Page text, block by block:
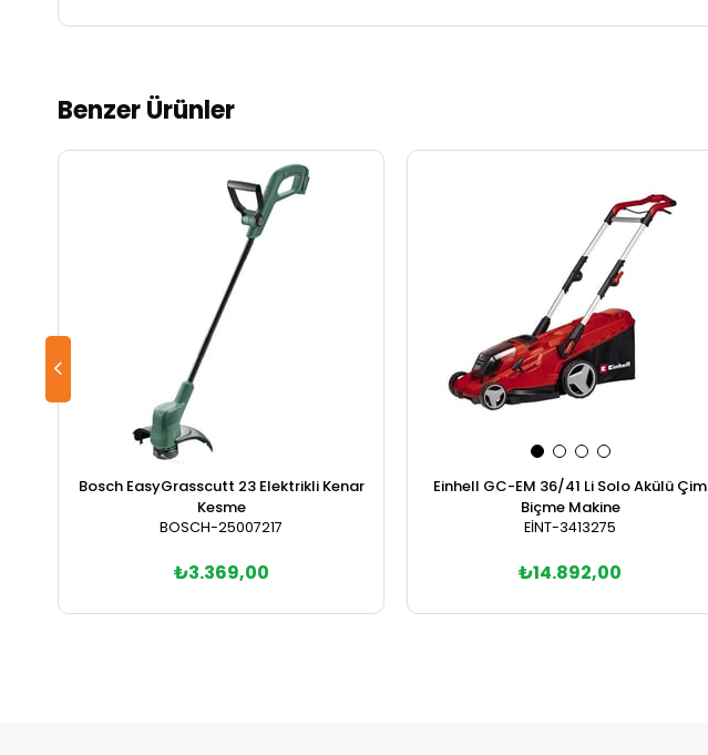
Benzer Ürünler
Bosch EasyGrasscutt 23 Elektrikli Kenar
Kesme
BOSCH-25007217
₺3.369,00
Einhell GC-EM 36/41 Li Solo Akülü Çim
Biçme Makine
EİNT-3413275
₺14.892,00